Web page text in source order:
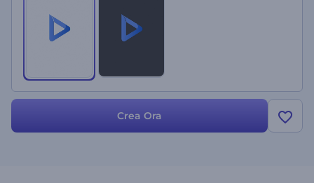
Crea Ora